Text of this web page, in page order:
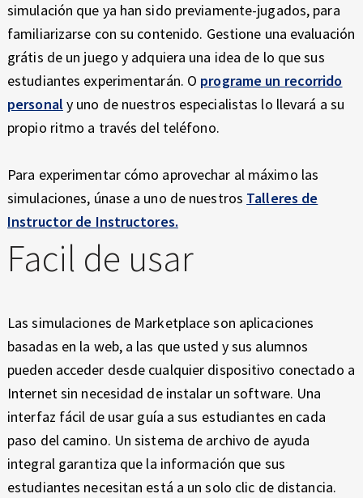
simulación que ya han sido previamente-jugados, para
familiarizarse con su contenido. Gestione una evaluación
grátis de un juego y adquiera una idea de lo que sus
estudiantes experimentarán. O programe un recorrido
personal y uno de nuestros especialistas lo llevará a su
propio ritmo a través del teléfono.
Para experimentar cómo aprovechar al máximo las
simulaciones, únase a uno de nuestros Talleres de
Instructor de Instructores.
Facil de usar
Las simulaciones de Marketplace son aplicaciones
basadas en la web, a las que usted y sus alumnos
pueden acceder desde cualquier dispositivo conectado a
Internet sin necesidad de instalar un software. Una
interfaz fácil de usar guía a sus estudiantes en cada
paso del camino. Un sistema de archivo de ayuda
integral garantiza que la información que sus
estudiantes necesitan está a un solo clic de distancia.